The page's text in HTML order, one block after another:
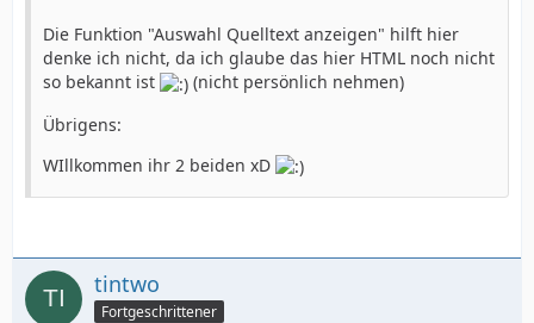
Die Funktion "Auswahl Quelltext anzeigen" hilft hier
denke ich nicht, da ich glaube das hier HTML noch nicht
so bekannt ist
(nicht persönlich nehmen)
Übrigens:
WIllkommen ihr 2 beiden xD
tintwo
Fortgeschrittener